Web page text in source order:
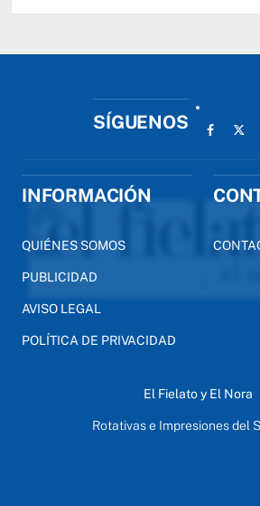
SÍGUENOS
INFORMACIÓN
QUIÉNES SOMOS
PUBLICIDAD
AVISO LEGAL
POLÍTICA DE PRIVACIDAD
El Fielato y El Nora
Rotativas e Impresiones del